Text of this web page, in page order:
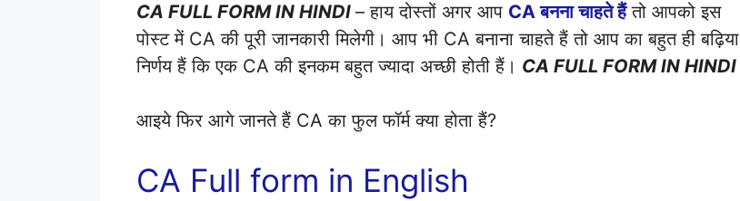
CA FULL FORM IN HINDI – हाय दोस्तों अगर आप CA बनना चाहते हैंतो आपको इस
पोस्ट में CA की पूरी जानकारी मिलेगी। आप भी CA बनाना चाहते हैं तो आप का बहुत ही बढ़िया
निर्णय हैं कि एक CA की इनकम बहुत ज्यादा अच्छी होती हैं। CA FULL FORM IN HINDI
आइये फिर आगे जानते हैं CA का फुल फॉर्म क्या होता हैं?
CA Full form in English